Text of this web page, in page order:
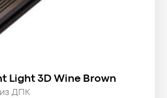
Light 3D Wine Brown
из ДПК